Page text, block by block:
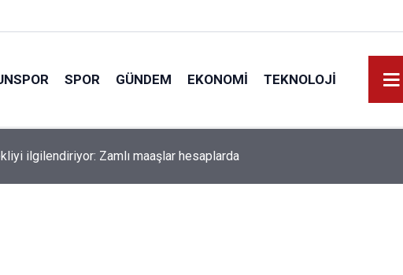
SPOR GÜNDEM EKONOMI TEKNOLOJI
ilgilendiriyor: Zamlı maaşlar hesaplarda